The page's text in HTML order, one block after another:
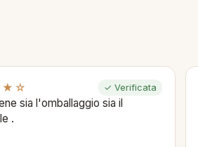
✓ Verificata
sia l'omballaggio sia il
.